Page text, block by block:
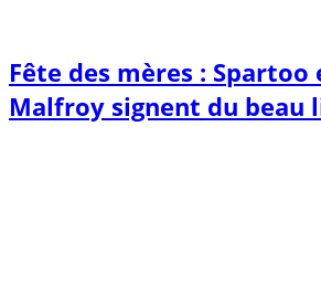
Fête des mères : Spartoo
Malfroy signent du beau